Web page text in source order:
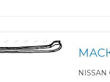
NISSAN